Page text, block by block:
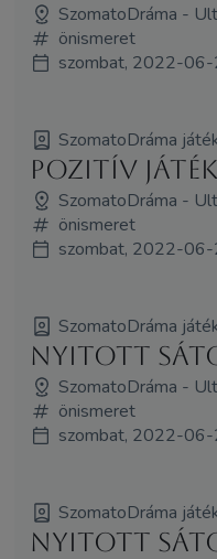
SzomatoDráma -
önismeret
szombat, 2022-
SzomatoDráma
Pozitív játék
SzomatoDráma -
önismeret
szombat, 2022-
SzomatoDráma
NYITOTT
SzomatoDráma -
önismeret
szombat, 2022-
SzomatoDráma
NYITOTT